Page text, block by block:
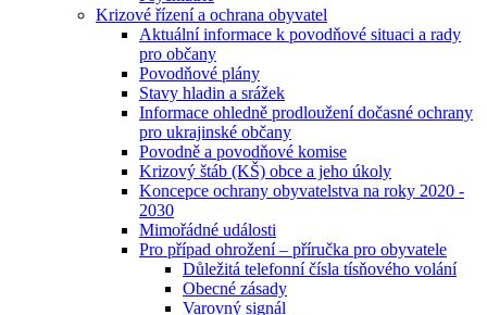
Krizové řízení a ochrana obyvatel
Aktuální informace k povodňové situaci a rady
pro občany
Povodňové plány
Stavy hladin a srážek
Informace ohledně prodloužení dočasné ochrany
pro ukrajinské občany
Povodně a povodňové komise
Krizový štáb (KŠ) obce a jeho úkoly
Koncepce ochrany obyvatelstva na roky 2020 -
2030
Mimořádné události
Pro případ ohrožení – příručka pro obyvatele
Důležitá telefonní čísla tísňového volání
Obecné zásady
Varovný signál